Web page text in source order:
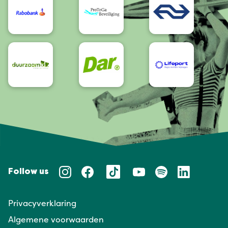
Follow us
Privacyverklaring
Algemene voorwaarden